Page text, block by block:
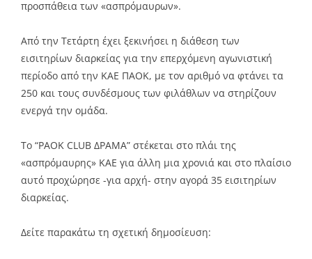
προσπάθεια των «ασπρόμαυρων».
Από την Τετάρτη έχει ξεκινήσει η διάθεση των
εισιτηρίων διαρκείας για την επερχόμενη αγωνιστική
περίοδο από την ΚΑΕ ΠΑΟΚ, με τον αριθμό να φτάνει τα
250 και τους συνδέσμους των φιλάθλων να στηρίζουν
ενεργά την ομάδα.
Το “PAOK CLUB ΔΡΑΜΑ” στέκεται στο πλάι της
«ασπρόμαυρης» ΚΑΕ για άλλη μια χρονιά και στο πλαίσιο
αυτό προχώρησε -για αρχή- στην αγορά 35 εισιτηρίων
διαρκείας.
Δείτε παρακάτω τη σχετική δημοσίευση: